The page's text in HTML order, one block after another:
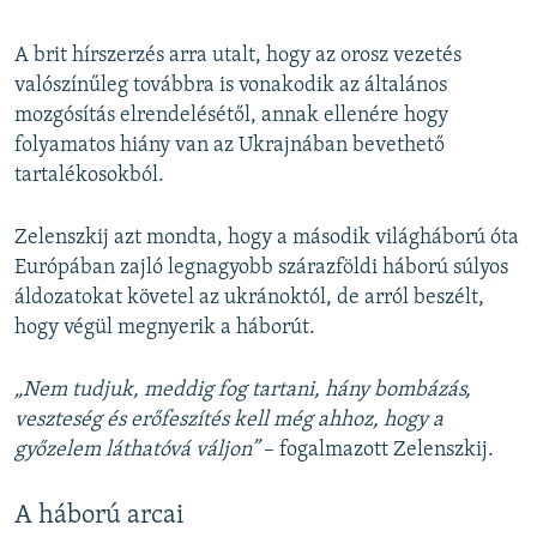
A brit hírszerzés arra utalt, hogy az orosz vezetés
valószínűleg továbbra is vonakodik az általános
mozgósítás elrendelésétől, annak ellenére hogy
folyamatos hiány van az Ukrajnában bevethető
tartalékosokból.
Zelenszkij azt mondta, hogy a második világháború óta
Európában zajló legnagyobb szárazföldi háború súlyos
áldozatokat követel az ukránoktól, de arról beszélt,
hogy végül megnyerik a háborút.
„Nem tudjuk, meddig fog tartani, hány bombázás,
veszteség és erőfeszítés kell még ahhoz, hogy a
győzelem láthatóvá váljon”– fogalmazott Zelenszkij.
A háború arcai